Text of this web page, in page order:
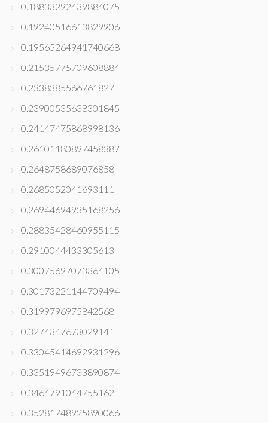
0.18833292439884075
0.19240516613829906
0.19565264941740668
0.21535775709608884
0.2338385566761827
0.23900535638301845
0.24147475868998136
0.26101180897458387
0.2648758689076858
0.2685052041693111
0.26944694935168256
0.28835428460955115
0.2910044433305613
0.30075697073364105
0.30173221144709494
0.3199796975842568
0.3274347673029141
0.33045414692931296
0.33519496733890874
0.3464791044755162
0.35281748925890066